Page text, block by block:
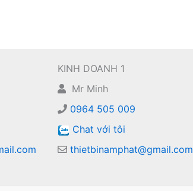
KINH DOANH 1
Mr Minh
0964 505 009
Chat với tôi
thietbinamphat@gmail.com